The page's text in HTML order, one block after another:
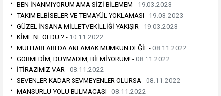
BEN İNANMIYORUM AMA SİZİ BİLEMEM - 19.03.2023
TAKIM ELBİSELER VE TEMAYÜL YOKLAMASI - 19.03.2023
GÜZEL İNSANA MİLLETVEKİLLİĞİ YAKIŞIR - 19.03.2023
KİME NE OLDU ? - 10.11.2022
MUHTARLARI DA ANLAMAK MÜMKÜN DEĞİL -08.11.2022
GÖRMEDİM, DUYMADIM, BİLMİYORUM! -08.11.2022
İTİRAZIMIZ VAR -08.11.2022
SEVENLER KADAR SEVMEYENLER OLURSA -08.11.2022
MANSURLU YOLU BULMACASI -08.11.2022